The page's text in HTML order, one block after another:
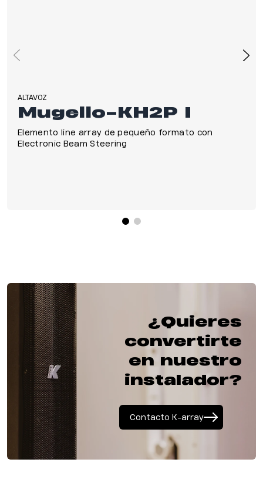
ALTAVOZ
Mugello-KH2P I
Elemento line array de pequeño formato con
Electronic Beam Steering
¿Quieres
convertirte
en nuestro
instalador?
Contacto K-array